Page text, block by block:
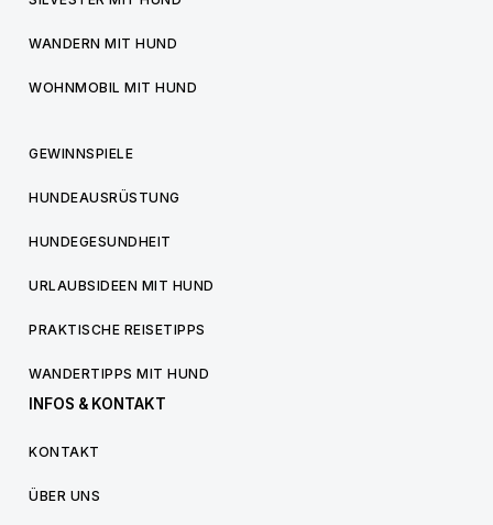
WANDERN MIT HUND
WOHNMOBIL MIT HUND
GEWINNSPIELE
HUNDEAUSRÜSTUNG
HUNDEGESUNDHEIT
URLAUBSIDEEN MIT HUND
PRAKTISCHE REISETIPPS
WANDERTIPPS MIT HUND
INFOS & KONTAKT
KONTAKT
ÜBER UNS